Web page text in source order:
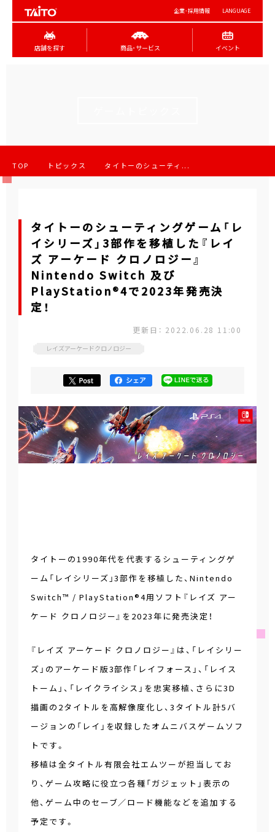
企業･採用情報 LANGUAGE
店舗を探す 商品･サービス イベント
TOP トピックス タイトーのシューティ...
タイトーのシューティングゲーム「レ
イシリーズ」3部作を移植した『レイ
ズ アーケード クロノロジー』
Nintendo Switch 及び
PlayStation®4で2023年発売決
定！
更新日： 2022.06.28 11:00
レイズアーケードクロノロジー
タイトーの1990年代を代表するシューティングゲ
ーム「レイシリーズ」3部作を移植した、Nintendo
Switch™ / PlayStation®4用ソフト『レイズ アー
ケード クロノロジー』を2023年に発売決定！
『レイズ アーケード クロノロジー』は、「レイシリー
ズ」のアーケード版3部作「レイフォース」、「レイス
トーム」、「レイクライシス」を忠実移植、さらに3D
描画の2タイトルを高解像度化し、3タイトル計5バ
ージョンの「レイ」を収録したオムニバスゲームソフ
トです。
移植は全タイトル有限会社エムツーが担当してお
り、ゲーム攻略に役立つ各種「ガジェット」表示の
他、ゲーム中のセーブ／ロード機能などを追加する
予定です。